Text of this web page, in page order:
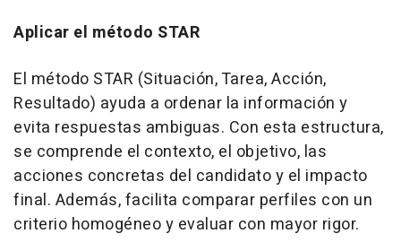
Aplicar el método STAR
El método STAR (Situación, Tarea, Acción,
Resultado) ayuda a ordenar la información y
evita respuestas ambiguas. Con esta estructura,
se comprende el contexto, el objetivo, las
acciones concretas del candidato y el impacto
final. Además, facilita comparar perfiles con un
criterio homogéneo y evaluar con mayor rigor.